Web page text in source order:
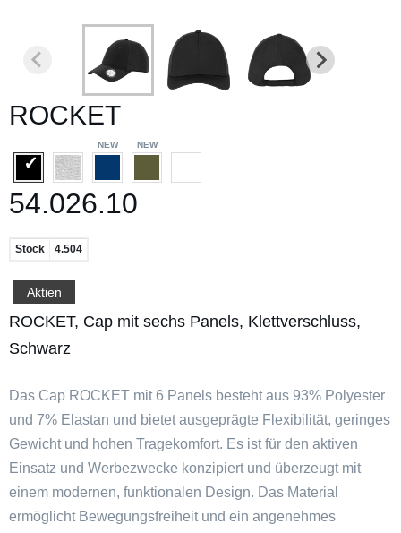
ROCKET
54.026.10
Stock 4.504
Aktien
ROCKET, Cap mit sechs Panels, Klettverschluss,
Schwarz
Das Cap ROCKET mit 6 Panels besteht aus 93% Polyester
und 7% Elastan und bietet ausgeprägte Flexibilität, geringes
Gewicht und hohen Tragekomfort. Es ist für den aktiven
Einsatz und Werbezwecke konzipiert und überzeugt mit
einem modernen, funktionalen Design. Das Material
ermöglicht Bewegungsfreiheit und ein angenehmes